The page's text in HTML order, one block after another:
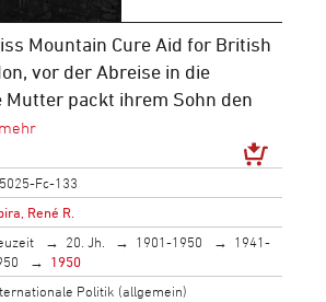
Mountain Cure Aid for British
vor der Abreise in die
Mutter packt ihrem Sohn den
Fc-133
René R.
20. Jh. 1901-1950
1941-
1950
Politik (allgemein)